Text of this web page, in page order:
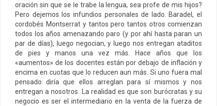
oración sin que se le trabe la lengua, sea profe de mis hijos?
Pero dejemos los infundios personales de lado. Baradel, el
cordobés Montserrat y tantos pero tantos otros comienzan
todos los años amenazando paro (y por ahí hasta paran un
par de días), luego negocian, y luego nos entregan ataditos
de pies y manos una vez más. Hace años que los
«aumentos» de los docentes están por debajo de inflación y
encima en cuotas que lo reducen aun más. Si uno fuera mal
pensado diría que ellos arreglan para sí mismos y nos
entregan a nosotros. La realidad es que son burócratas y su
negocio es ser el intermediario en la venta de la fuerza de